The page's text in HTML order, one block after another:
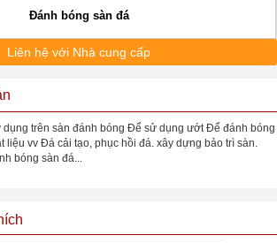
Đánh bóng sàn đá
Liên hệ với Nhà cung cấp
trên sàn đánh bóng Để sử dụng ướt Để đánh bóng
liệu vv Đá cải tạo, phục hồi đá. xây dựng bảo trì sàn.
bóng sàn đá...